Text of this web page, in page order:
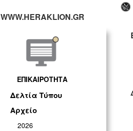
WWW.HERAKLION.GR
ΕΠΙΚΑΙΡΟΤΗΤΑ
Δελτία Τύπου
Αρχείο
2026